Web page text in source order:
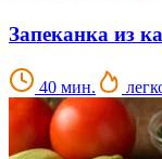
Запеканка из
40 мин.